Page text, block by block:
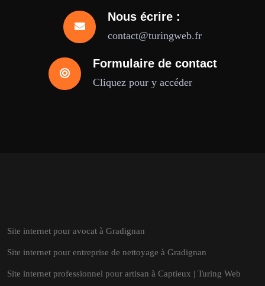
Nous écrire :
contact@turingweb.fr
Formulaire de contact
Cliquez pour y accéder
Site internet pour avocat à Gradignan
Site internet pour entreprise de nettoyage à Gradignan
Site internet professionnel pour artisan à Captieux | Turing Web